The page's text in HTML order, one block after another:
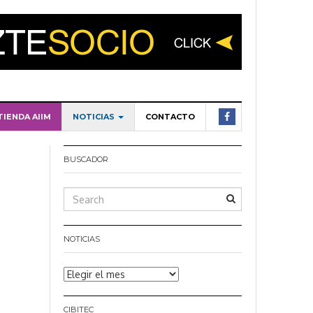
AIIM NOTICIAS CONTACTO
BUSCADOR
NOTICIAS
Noticias
CIBITEC